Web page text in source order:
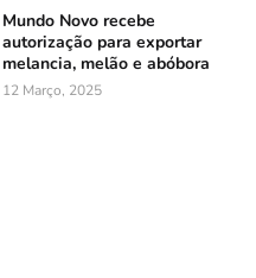
Mundo Novo recebe
autorização para exportar
melancia, melão e abóbora
12 Março, 2025